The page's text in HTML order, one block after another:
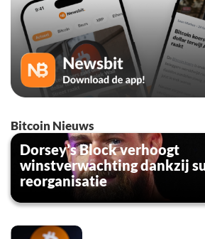
Bitcoin Nieuws
Dorsey’s Block verhoogt
winstverwachting dankzij
reorganisatie